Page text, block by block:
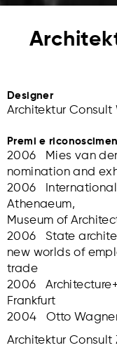
Designer
Architektur Consult
Premi e
2006 Mies van der
nomination and
2006
Athenaeum,
Museum of
2006 State
new worlds of
trade
2006
Frankfurt
2004 Otto
Architektur Consult